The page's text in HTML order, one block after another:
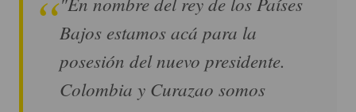
posesión del nuevo presidente.
Colombia y Curazao somos
hermanos; es un placer estar acá y
participar en esta gran